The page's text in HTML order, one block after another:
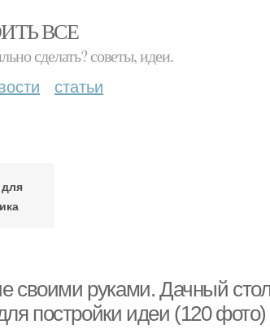
ВСЕ
сделать? советы, идеи.
статьи
своими руками. Дачный
постройки идеи (120 фото)